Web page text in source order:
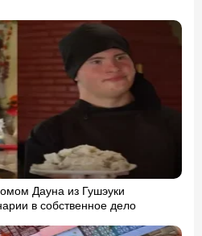
Дауна из Гушэуки
в собственное дело